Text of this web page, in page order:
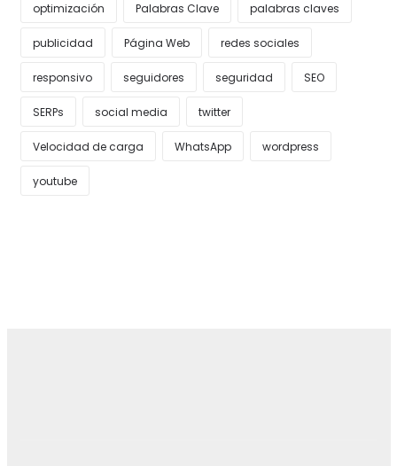
optimización Palabras Clave palabras claves
publicidad Página Web redes sociales
responsivo seguidores seguridad SEO
SERPs social media twitter
Velocidad de carga WhatsApp wordpress
youtube